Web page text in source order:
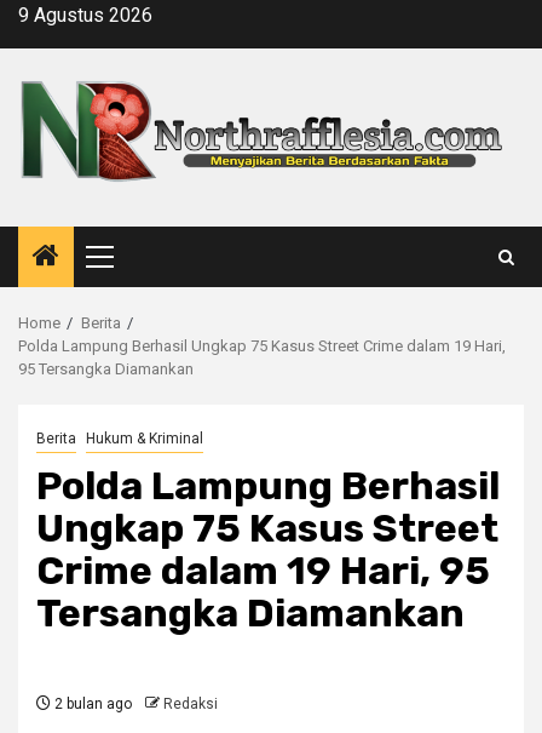
Skip9 Agustus 2026
Primary
Menu
Home
Berita
Polda Lampung Berhasil Ungkap 75 Kasus Street Crime dalam 19 Hari,
95 Tersangka Diamankan
Berita Hukum & Kriminal
Polda Lampung Berhasil
Ungkap 75 Kasus Street
Crime dalam 19 Hari, 95
Tersangka Diamankan
2 bulan ago Redaksi